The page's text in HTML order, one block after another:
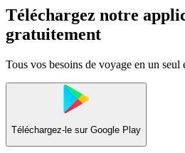
Téléchargez notre
gratuitement
Tous vos besoins de voyage en un seul
Téléchargez-le sur Google Play